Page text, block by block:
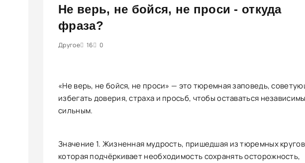
Не верь, не бойся, не проси - откуда
фраза?
Другое 16 0
2 3 4 5
«Не верь, не бойся, не проси» — это тюремная заповедь,
избегать доверия, страха и просьб, чтобы оставаться
сильным.
Значение 1. Жизненная мудрость, пришедшая из тюремных
которая подчёркивает необходимость сохранять осторожность,